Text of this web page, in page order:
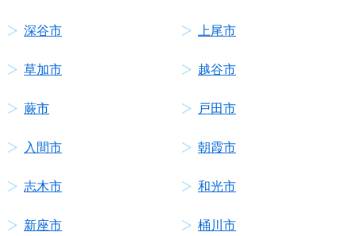
深谷市 上尾市
草加市 越谷市
蕨市 戸田市
入間市 朝霞市
志木市 和光市
新座市 桶川市